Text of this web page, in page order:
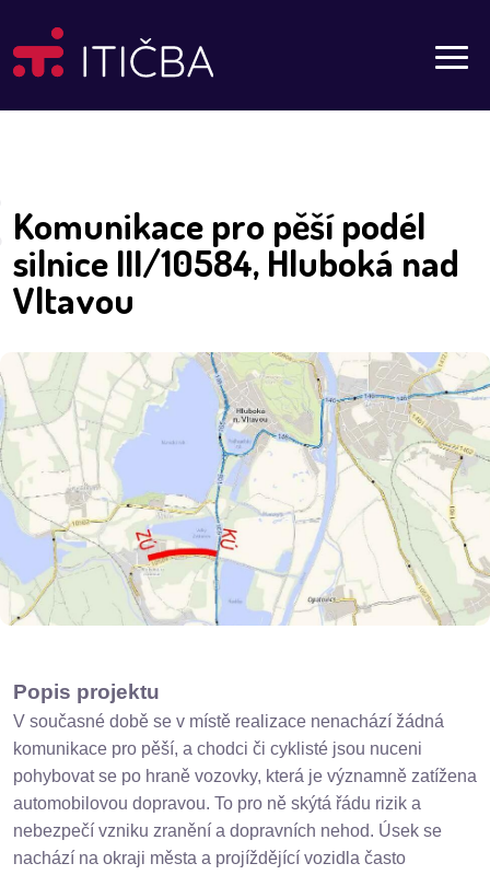
Aktuality
Komunikace pro pěší podél
silnice III/10584, Hluboká nad
Vltavou
Popis projektu
V současné době se v místě realizace nenachází žádná
komunikace pro pěší, a chodci či cyklisté jsou nuceni
pohybovat se po hraně vozovky, která je významně zatížena
automobilovou dopravou. To pro ně skýtá řádu rizik a
nebezpečí vzniku zranění a dopravních nehod. Úsek se
nachází na okraji města a projíždějící vozidla často